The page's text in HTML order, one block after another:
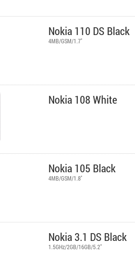
Nokia 110 DS Black
4MB/GSM/1.7''
Nokia 108 White
Nokia 105 Black
4MB/GSM/1.8''
Nokia 3.1 DS Black
1.5GHz/2GB/16GB/5.2"